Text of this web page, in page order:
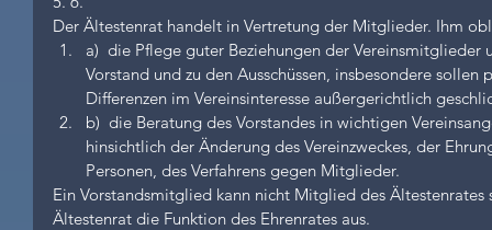
Der Ältestenrat handelt in Vertretung der Mitglieder. Ihm
a)  die Pflege guter Beziehungen der Vereinsmitglieder
Vorstand und zu den Ausschüssen, insbesondere
Differenzen im Vereinsinteresse außergerichtlich
b)  die Beratung des Vorstandes in wichtigen
hinsichtlich der Änderung des Vereinzweckes, der
Personen, des Verfahrens gegen Mitglieder.
Ein Vorstandsmitglied kann nicht Mitglied des
Ältestenrat die Funktion des Ehrenrates aus.